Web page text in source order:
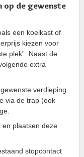
op de gewenste
een koelkast of
kiezen voor
plek”. Naast de
extra
verdieping.
via de trap (ook
en plaatsen deze
stopcontact